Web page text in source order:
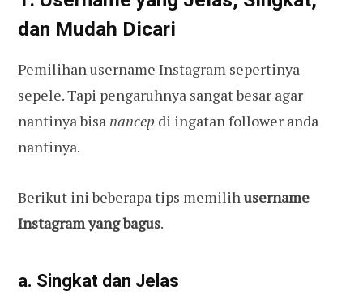
dan Mudah Dicari
Pemilihan username Instagram sepertinya
sepele. Tapi pengaruhnya sangat besar agar
nantinya bisa nancep di ingatan follower anda
nantinya.
Berikut ini beberapa tips memilihusername
Instagram yang bagus.
a. Singkat dan Jelas